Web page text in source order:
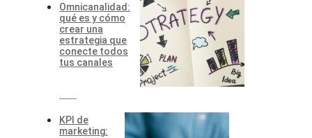
Omnicanalidad:
qué es y cómo
crear una
estrategia que
conecte todos
tus canales
KPI de
marketing: